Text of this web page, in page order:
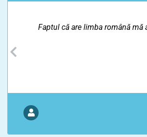
Faptul că are limba română mă